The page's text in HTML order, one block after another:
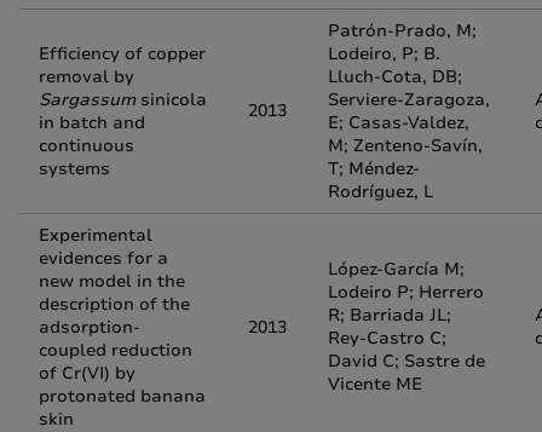
Efficiency of copper
removal by
Sargassumsinicola
in batch and
continuous
systems
2013
Patrón-Prado, M;
Lodeiro, P; B.
Lluch-Cota, DB;
Serviere-Zaragoza,
E; Casas-Valdez,
M; Zenteno-Savín,
T; Méndez-
Rodríguez, L
Experimental
evidences for a
new model in the
description of the
adsorption-
coupled reduction
of Cr(VI) by
protonated banana
skin
2013
López-García M;
Lodeiro P; Herrero
R; Barriada JL;
Rey-Castro C;
David C; Sastre de
Vicente ME